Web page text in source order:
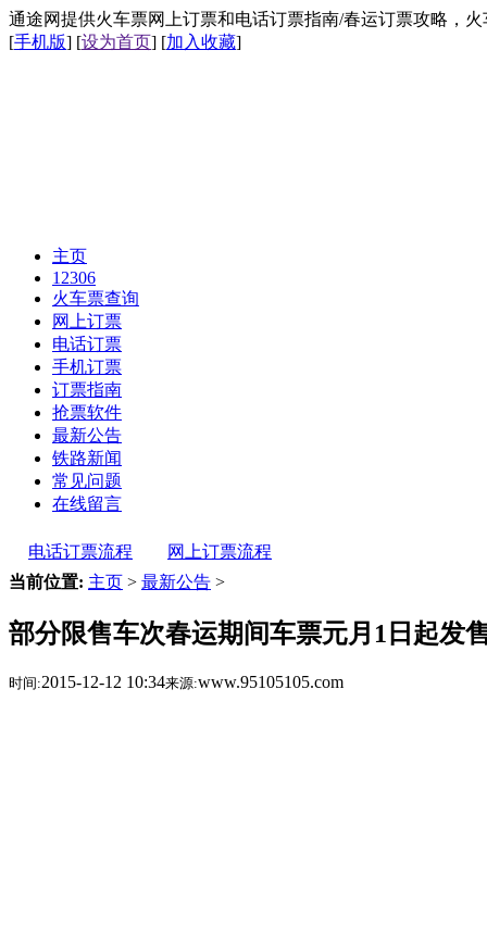
通途网提供火车票网上订票和电话订票指南/春运订票攻略，
[手机版] [设为首页] [加入收藏]
主页
12306
火车票查询
网上订票
电话订票
手机订票
订票指南
抢票软件
最新公告
铁路新闻
常见问题
在线留言
电话订票流程
网上订票流程
当前位置: 主页 > 最新公告 >
部分限售车次春运期间车票元月1日起发
时间:2015-12-12 10:34来源:www.95105105.com